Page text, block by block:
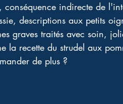
conséquence indirecte de
descriptions aux petits
graves traités avec soin,
la recette du strudel aux
de plus ?